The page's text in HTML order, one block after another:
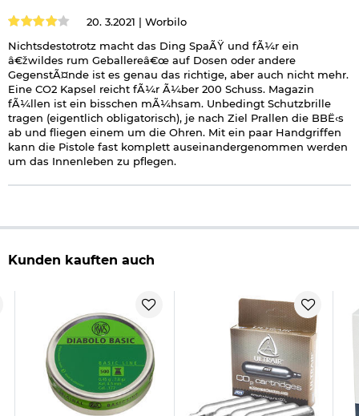
20. 3.2021 | Worbilo
Nichtsdestotrotz macht das Ding SpaÃŸ und fÃ¼r ein
â€žwildes rum Geballereâ€œ auf Dosen oder andere
GegenstÃ¤nde ist es genau das richtige, aber auch nicht mehr.
Eine CO2 Kapsel reicht fÃ¼r Ã¼ber 200 Schuss. Magazin
fÃ¼llen ist ein bisschen mÃ¼hsam. Unbedingt Schutzbrille
tragen (eigentlich obligatorisch), je nach Ziel Prallen die BBË‹s
ab und fliegen einem um die Ohren. Mit ein paar Handgriffen
kann die Pistole fast komplett auseinandergenommen werden
um das Innenleben zu pflegen.
Kunden kauften auch